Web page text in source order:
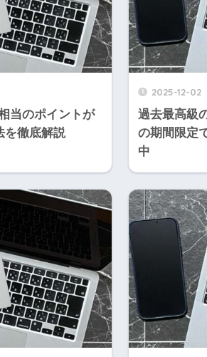
当のポイントが
を徹底解説
2025-12-02
過去最高級
の期間限定
中